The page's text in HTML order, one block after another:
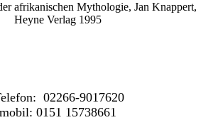
afrikanischen Mythologie, Jan Knappert,
Heyne Verlag 1995
02266-9017620
mobil: 0151 15738661